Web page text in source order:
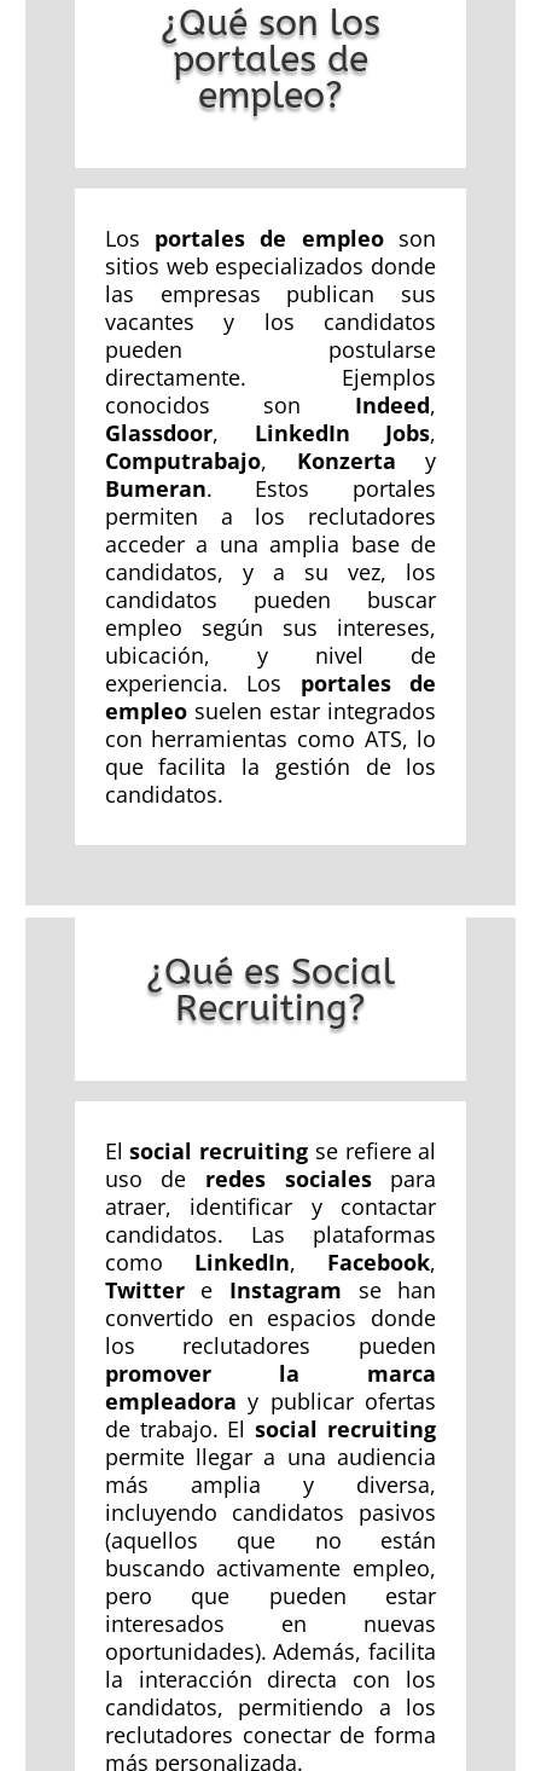
¿Qué son los
portales de
empleo?
Los portales de empleoson
sitios web especializados donde
las empresas publican sus
vacantes y los candidatos
pueden postularse
directamente. Ejemplos
conocidos son Indeed,
Glassdoor, LinkedIn Jobs,
Computrabajo, Konzerta y
Bumeran. Estos portales
permiten a los reclutadores
acceder a una amplia base de
candidatos, y a su vez, los
candidatos pueden buscar
empleo según sus intereses,
ubicación, y nivel de
experiencia. Los portales de
empleosuelen estar integrados
con herramientas como ATS, lo
que facilita la gestión de los
candidatos.
¿Qué es Social
Recruiting?
Elsocial recruiting se refiere al
uso de redes socialespara
atraer, identificar y contactar
candidatos. Las plataformas
como LinkedIn, Facebook,
Twittere Instagram se han
convertido en espacios donde
los reclutadores pueden
promover la marca
empleadora y publicar ofertas
de trabajo. Elsocial recruiting
permite llegar a una audiencia
más amplia y diversa,
incluyendo candidatos pasivos
(aquellos que no están
buscando activamente empleo,
pero que pueden estar
interesados en nuevas
oportunidades). Además, facilita
la interacción directa con los
candidatos, permitiendo a los
reclutadores conectar de forma
más personalizada.